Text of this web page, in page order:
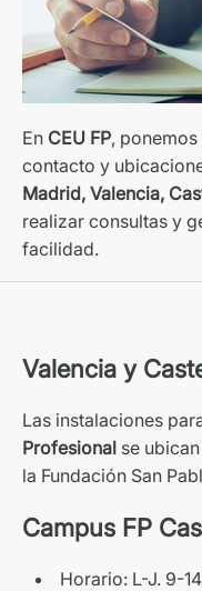
En CEU FP,
contacto y
Madrid, Valencia,
realizar consultas y
facilidad.
Valencia y
Las instalaciones
Profesional se
la Fundación San
Campus FP
Horario: L-J. 9-